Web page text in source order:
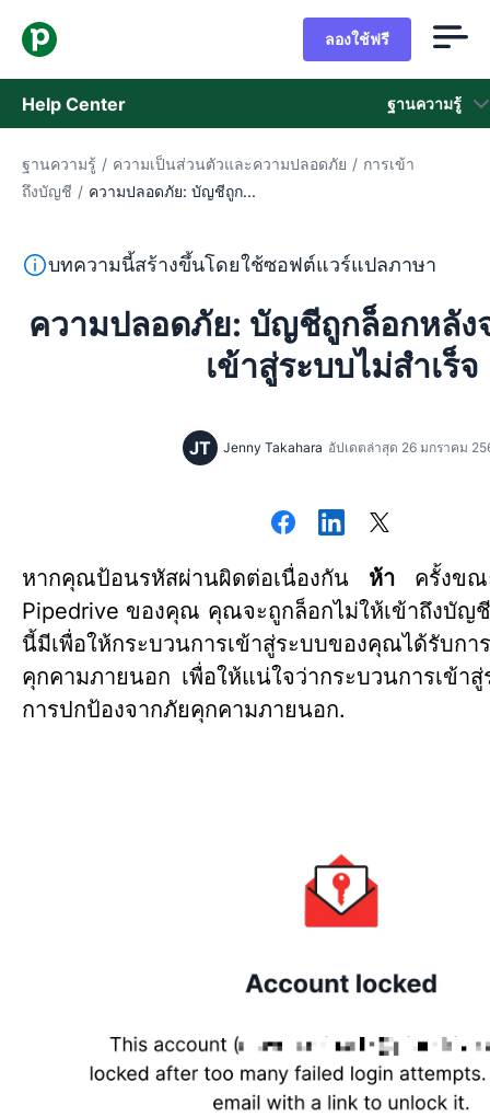
ลองใช้ฟรี
Help Center ฐานความรู้
ฐานความรู้
ติดต่อฝ่ายช่วยเหลือ
ฐานความรู้ / ความเป็นส่วนตัวและความปลอดภัย / การเข้า
ถึงบัญชี / ความปลอดภัย: บัญชีถูก...
ข้อความนี้แปลจากภาษาอังกฤษโดยใช้ซอฟต์แวร์แปลภาษาแ
บทความนี้สร้างขึ้นโดยใช้ซอฟต์แวร์แปลภาษา
ความปลอดภัย: บัญชีถูกล็อกหลัง
เข้าสู่ระบบไม่สำเร็จ
JT Jenny Takahara อัปเดตล่าสุด 26 มกราคม
หากคุณป้อนรหัสผ่านผิดต่อเนื่องกัน ห้า ครั้งขณ
Pipedrive ของคุณ คุณจะถูกล็อกไม่ให้เข้าถึงบัญ
นี้มีเพื่อให้กระบวนการเข้าสู่ระบบของคุณได้รับกา
คุกคามภายนอก เพื่อให้แน่ใจว่ากระบวนการเข้า
การปกป้องจากภัยคุกคามภายนอก.